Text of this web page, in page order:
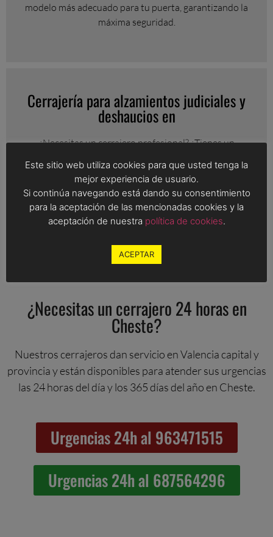
modelo más adecuado para tu puerta, garantizando la
máxima seguridad.
Cerrajería para alzamientos judiciales y
deshaucios en
¿Necesitas un cerrajero profesional? ¿Tienes un
Servihogar Cheste contamos con un equipo altamente
cualificado para gestionar lanzamientos judiciales en
Valencia con total seguridad y eficiencia.
¿Necesitas un cerrajero 24 horas en
Cheste?
Nuestros cerrajeros dan servicio en Valencia capital y
provincia y están disponibles para atender sus urgencias
las 24 horas del día y los 365 días del año en Cheste.
Urgencias 24h al 963471515
Urgencias 24h al 687564296
Este sitio web utiliza cookies para que usted tenga la
mejor experiencia de usuario.
Si continúa navegando está dando su consentimiento
para la aceptación de las mencionadas cookies y la
aceptación de nuestra política de cookies.
ACEPTAR